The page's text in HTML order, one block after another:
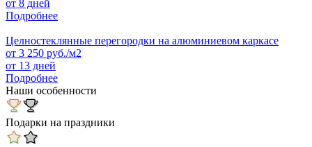
от 8 дней
Подробнее
Целностеклянные перегородки на алюминиевом каркасе
от 3 250 руб./м2
от 13 дней
Подробнее
Наши особенности
Подарки на праздники